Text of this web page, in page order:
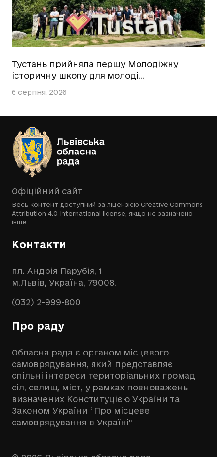
Тустань прийняла першу Молодіжну
історичну школу для молоді…
6 серпня, 2026
Офіційний сайт
Весь контент доступний за ліцензією Creative Commons
Attribution 4.0 International license , якщо не зазначено
інше
Контакти
пл. Андрія Парубія, 1
м.Львів, Україна, 79008.
(032) 2-999-800
Про раду
Обласна рада є органом місцевого
самоврядування, який представляє
спільні інтереси територіальних громад
сіл, селищ, міст, у рамках повноважень
визначених Конституцією України та
Законом України “Про місцеве
самоврядування в Україні”